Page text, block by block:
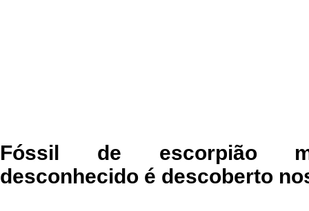
Fóssil de escorpião
desconhecido é descoberto